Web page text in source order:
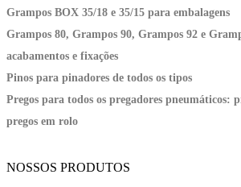
Grampos BOX 35/18 e 35/15 para embalagens
Grampos 80, Grampos 90, Grampos 92 e
acabamentos e fixações
Pinos para pinadores de todos os tipos
Pregos para todos os pregadores pneumáticos:
pregos em rolo
NOSSOS PRODUTOS